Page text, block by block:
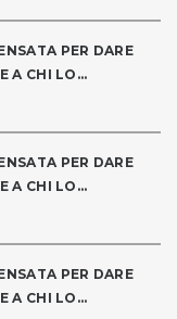
PER DARE
A CHI LO...
PER DARE
A CHI LO...
PER DARE
A CHI LO...